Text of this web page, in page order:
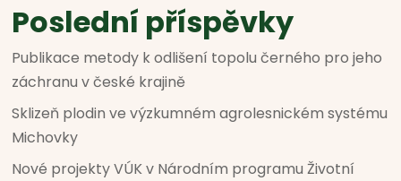
Poslední příspěvky
Publikace metody k odlišení topolu černého pro jeho
záchranu v české krajině
Sklizeň plodin ve výzkumném agrolesnickém systému
Michovky
Nové projekty VÚK v Národním programu Životní